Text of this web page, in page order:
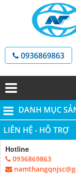
0936869863
DANH MỤC
LIÊN HỆ - HỖ TRỢ
Hotline
0936869863